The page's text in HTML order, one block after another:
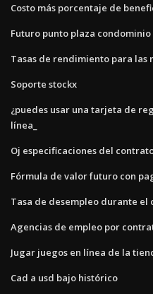
Costo más porcentaje de
Futuro punto plaza condominio
Tasas de rendimiento para las
Soporte stockx
¿puedes usar una tarjeta de
línea_
Oj especificaciones del
Fórmula de valor futuro con
Tasa de desempleo durante el
Agencias de empleo por
Jugar juegos en línea de la
Cad a usd bajo histórico